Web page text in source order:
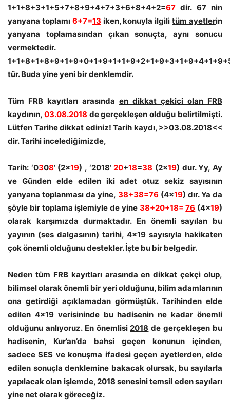
1+1+8+3+1+5+7+8+9+4+7+3+6+8+4+2=67 dir. 67 nin
yanyana toplamı 6+7=13 iken, konuyla ilgilitüm ayetlerin
yanyana toplamasından çıkan sonuçta, aynı sonucu
vermektedir.
tür.Buda yine yeni bir denklemdir.
Tüm FRB kayıtları arasında en dikkat çekici olan FRB
kaydının, 03.08.2018 de gerçekleşen olduğu belirtilmişti.
Lütfen Tarihe dikkat ediniz! Tarih kaydı, >>03.08.2018<<
dir. Tarihi incelediğimizde,
Tarih: ‘0308’ (2x19) , ‘2018’ 20+18=38 (2x19) dur. Yy, Ay
ve Günden elde edilen iki adet otuz sekiz sayısının
yanyana toplanması da yine, 38+38=76 (4x19) dır. Ya da
şöyle bir toplama işlemiyle de yine 38+20+18=76 (4x19)
olarak karşımızda durmaktadır. En önemli sayılan bu
yayının (ses dalgasının) tarihi, 4×19 sayısıyla hakikaten
çok önemli olduğunu destekler. İşte bu bir belgedir.
Neden tüm FRB kayıtları arasında en dikkat çekçi olup,
bilimsel olarak önemli bir yeri olduğunu, bilim adamlarının
ona getirdiği açıklamadan görmüştük. Tarihinden elde
edilen 4×19 verisininde bu hadisenin ne kadar önemli
olduğunu anlıyoruz. En önemlisi 2018 de gerçekleşen bu
hadisenin, Kur’an’da bahsi geçen konunun içinden,
sadece SES ve konuşma ifadesi geçen ayetlerden, elde
edilen sonuçla denklemine bakacak olursak, bu sayılarla
yapılacak olan işlemde, 2018 senesini temsil eden sayıları
yine net olarak göreceğiz.